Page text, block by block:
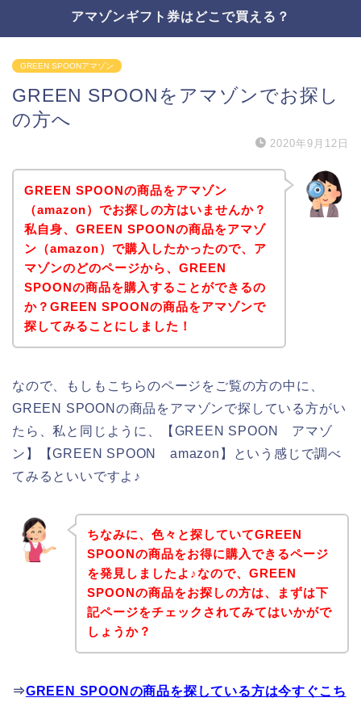
アマゾンギフト券はどこで買える？
GREEN SPOONアマゾン
GREEN SPOONをアマゾンでお探し
の方へ
2020年9月12日
GREEN SPOONの商品をアマゾン
（amazon）でお探しの方はいませんか？
私自身、GREEN SPOONの商品をアマゾ
ン（amazon）で購入したかったので、ア
マゾンのどのページから、GREEN
SPOONの商品を購入することができるの
か？GREEN SPOONの商品をアマゾンで
探してみることにしました！
なので、もしもこちらのページをご覧の方の中に、
GREEN SPOONの商品をアマゾンで探している方がい
たら、私と同じように、【GREEN SPOON アマゾ
ン】【GREEN SPOON amazon】という感じで調べ
てみるといいですよ♪
ちなみに、色々と探していてGREEN
SPOONの商品をお得に購入できるページ
を発見しましたよ♪なので、GREEN
SPOONの商品をお探しの方は、まずは下
記ページをチェックされてみてはいかがで
しょうか？
⇒GREEN SPOONの商品を探している方は今すぐこち